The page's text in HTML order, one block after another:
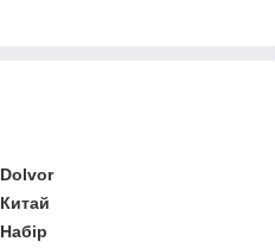
Dolvor
Китай
Набір